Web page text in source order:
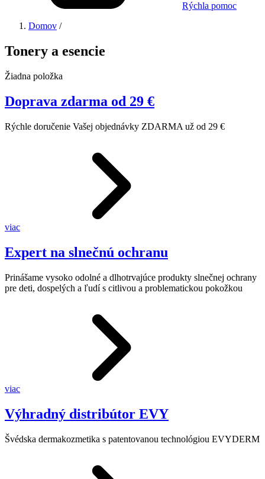
Rýchla pomoc
Domov /
Tonery a esencie
Žiadna položka
Doprava zdarma od 29 €
Rýchle doručenie Vašej objednávky ZDARMA už od 29 €
viac
Expert na slnečnú ochranu
Prinášame vysoko odolné a dlhotrvajúce produkty slnečnej ochrany
pre deti, dospelých a ľudí s citlivou a problematickou pokožkou
viac
Výhradný distribútor EVY
Švédska dermakozmetika s patentovanou technológiou EVYDERM